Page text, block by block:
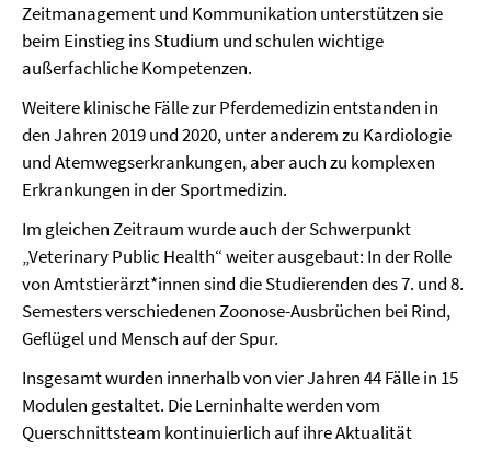
Zeitmanagement und Kommunikation unterstützen sie
beim Einstieg ins Studium und schulen wichtige
außerfachliche Kompetenzen.
Weitere klinische Fälle zur Pferdemedizin entstanden in
den Jahren 2019 und 2020, unter anderem zu Kardiologie
und Atemwegserkrankungen, aber auch zu komplexen
Erkrankungen in der Sportmedizin.
Im gleichen Zeitraum wurde auch der Schwerpunkt
„Veterinary Public Health“ weiter ausgebaut: In der Rolle
von Amtstierärzt*innen sind die Studierenden des 7. und 8.
Semesters verschiedenen Zoonose-Ausbrüchen bei Rind,
Geflügel und Mensch auf der Spur.
Insgesamt wurden innerhalb von vier Jahren 44 Fälle in 15
Modulen gestaltet. Die Lerninhalte werden vom
Querschnittsteam kontinuierlich auf ihre Aktualität